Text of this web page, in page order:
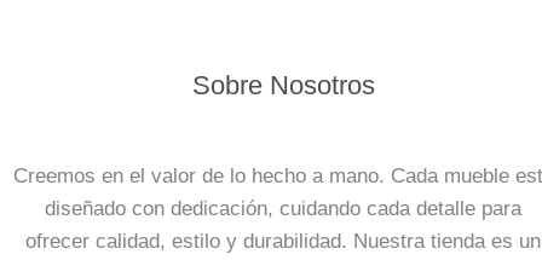
Sobre Nosotros
Creemos en el valor de lo hecho a mano. Cada mueble
diseñado con dedicación, cuidando cada detalle para
ofrecer calidad, estilo y durabilidad. Nuestra tienda es un